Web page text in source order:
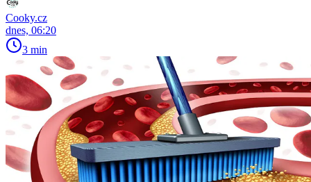
Cooky.cz
dnes, 06:20
3 min